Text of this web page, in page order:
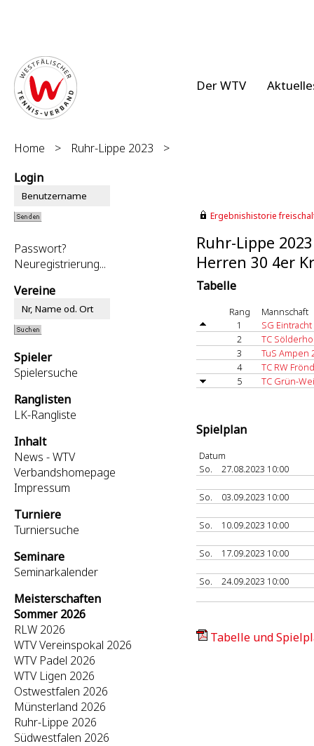
Der WTV
Home > Ruhr-Lippe 2023
>
Login
Passwort?
Neuregistrierung...
Vereine
Spieler
Spielersuche
Ranglisten
LK-Rangliste
Inhalt
News - WTV
Verbandshomepage
Impressum
Turniere
Turniersuche
Seminare
Seminarkalender
Meisterschaften
Sommer 2026
RLW 2026
WTV Vereinspokal 2026
WTV Padel 2026
WTV Ligen 2026
Ostwestfalen 2026
Münsterland 2026
Ruhr-Lippe 2026
Südwestfalen 2026
Ergebnishistorie
Ruhr-Lippe 2023
Herren 30 4er
Tabelle
Rang
Mannschaft
1
SG
2
TC
3
TuS Ampen
4
TC RW
5
TC Grün-
Spielplan
Datum
So.
27.08.2023 10:00
So. 03.09.2023 10:00
So. 10.09.2023 10:00
So. 17.09.2023 10:00
So. 24.09.2023 10:00
Tabelle und